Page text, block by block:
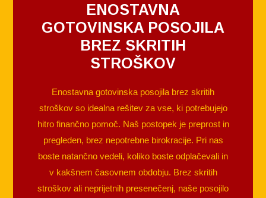
ENOSTAVNA
GOTOVINSKA POSOJILA
BREZ SKRITIH
STROŠKOV
Enostavna gotovinska posojila brez skritih
stroškov so idealna rešitev za vse, ki potrebujejo
hitro finančno pomoč. Naš postopek je preprost in
pregleden, brez nepotrebne birokracije. Pri nas
boste natančno vedeli, koliko boste odplačevali in
v kakšnem časovnem obdobju. Brez skritih
stroškov ali neprijetnih presenečenj, naše posojilo